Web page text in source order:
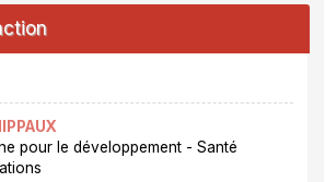
pour le développement - Santé